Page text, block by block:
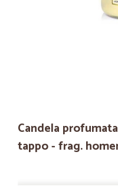
Candela
tappo - frag.